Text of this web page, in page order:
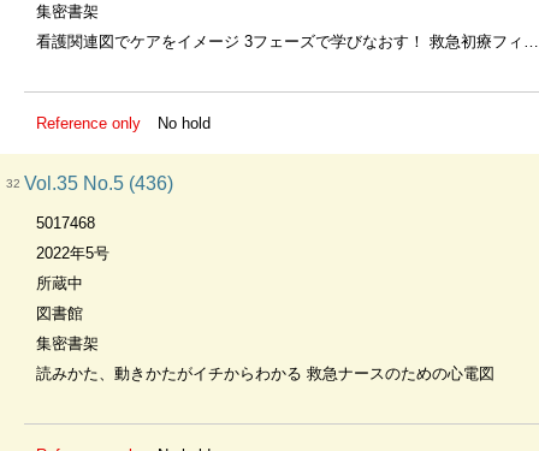
集密書架
看護関連図でケアをイメージ 3フェーズで学びなおす！ 救急初療フィジカルアセスメント
Reference only No hold
32 Vol.35 No.5 (436)
5017468
2022年5号
所蔵中
図書館
集密書架
読みかた、動きかたがイチからわかる 救急ナースのための心電図